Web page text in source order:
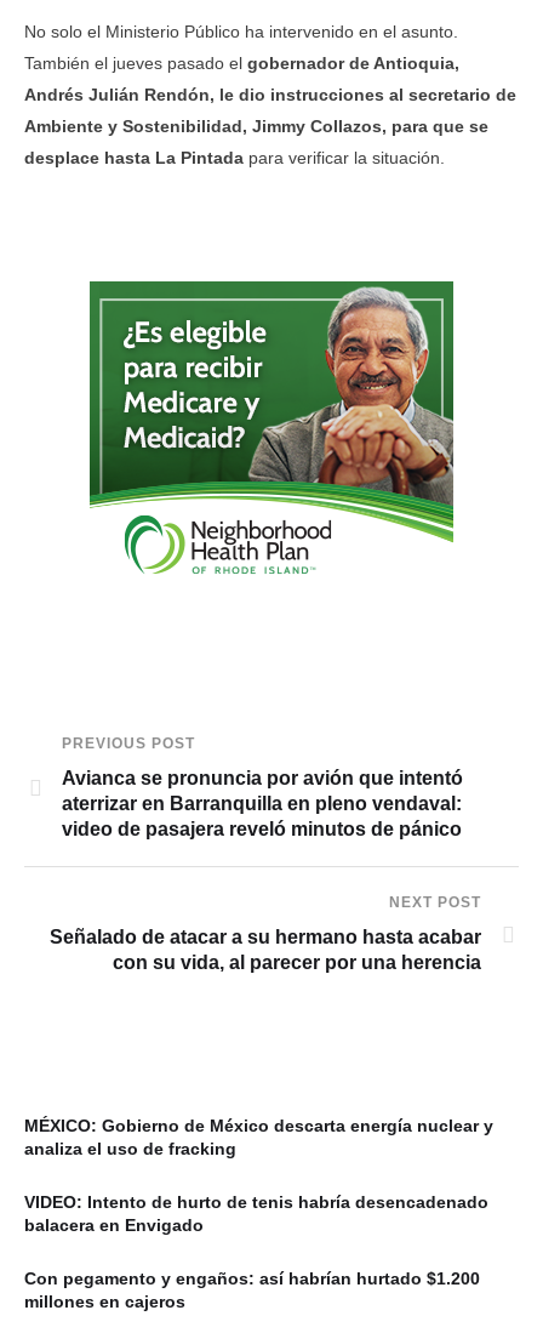
No solo el Ministerio Público ha intervenido en el asunto.
También el jueves pasado el gobernador de Antioquia,
Andrés Julián Rendón, le dio instrucciones al secretario de
Ambiente y Sostenibilidad, Jimmy Collazos, para que se
desplace hasta La Pintada para verificar la situación.
PREVIOUS POST
Avianca se pronuncia por avión que intentó
aterrizar en Barranquilla en pleno vendaval:
video de pasajera reveló minutos de pánico
NEXT POST
Señalado de atacar a su hermano hasta acabar
con su vida, al parecer por una herencia
MÉXICO: Gobierno de México descarta energía nuclear y
analiza el uso de fracking
VIDEO: Intento de hurto de tenis habría desencadenado
balacera en Envigado
Con pegamento y engaños: así habrían hurtado $1.200
millones en cajeros